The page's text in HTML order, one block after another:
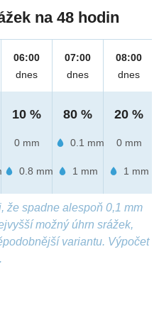
na 48 hodin
06:00
dnes
10 %
0 mm
0.8 mm
07:00
dnes
80 %
0.1 mm
1 mm
08:00
dnes
20 %
0 mm
1 mm
že spadne alespoň 0,1 mm
možný úhrn srážek,
variantu. Výpočet